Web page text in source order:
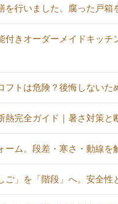
を行いました。腐った戸箱
きオーダーメイドキッチ
フトは危険？後悔しない
熱完全ガイド｜暑さ対策
ーム。段差・寒さ・動線を
ご」を「階段」へ。安全